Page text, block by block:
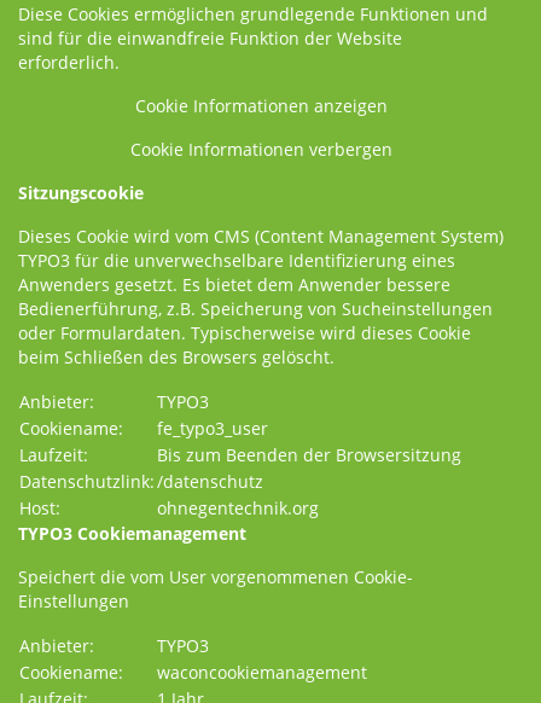
Diese Cookies ermöglichen grundlegende Funktionen und
sind für die einwandfreie Funktion der Website
erforderlich.
Cookie Informationen anzeigen
Cookie Informationen verbergen
Sitzungscookie
Dieses Cookie wird vom CMS (Content Management System)
TYPO3 für die unverwechselbare Identifizierung eines
Anwenders gesetzt. Es bietet dem Anwender bessere
Bedienerführung, z.B. Speicherung von Sucheinstellungen
oder Formulardaten. Typischerweise wird dieses Cookie
beim Schließen des Browsers gelöscht.
Anbieter:
TYPO3
Cookiename:
fe_typo3_user
Laufzeit:
Bis zum Beenden der Browsersitzung
Datenschutzlink:/datenschutz
Host:
ohnegentechnik.org
TYPO3 Cookiemanagement
Speichert die vom User vorgenommenen Cookie-
Einstellungen
Anbieter:
TYPO3
Cookiename:
waconcookiemanagement
Laufzeit:
1 Jahr